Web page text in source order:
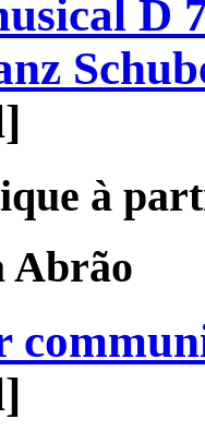
D
à
Abrão